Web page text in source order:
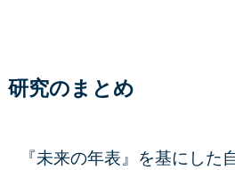
研究のまとめ
『未来の年表』を基にした